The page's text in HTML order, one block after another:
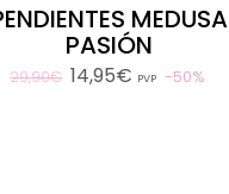
MEDUSA
PASIÓN
29,90€ 14,95€ PVP 50%